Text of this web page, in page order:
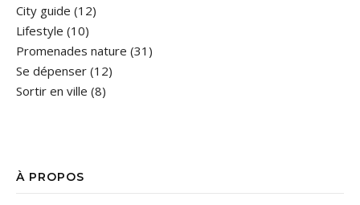
City guide (12)
Lifestyle (10)
Promenades nature (31)
Se dépenser (12)
Sortir en ville (8)
À PROPOS